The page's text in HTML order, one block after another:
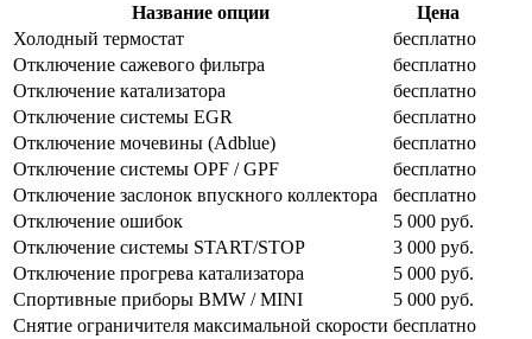
Название опции
Цена
Холодный термостат
бесплатно
Отключение сажевого фильтра
бесплатно
Отключение катализатора
бесплатно
Отключение системы EGR
бесплатно
Отключение мочевины (Adblue)
бесплатно
Отключение системы OPF / GPF
бесплатно
Отключение заслонок впускного коллектора
бесплатно
Отключение ошибок
5 000 руб.
Отключение системы START/STOP
3 000 руб.
Отключение прогрева катализатора
5 000 руб.
Спортивные приборы BMW / MINI
5 000 руб.
Снятие ограничителя максимальной скорости бесплатно